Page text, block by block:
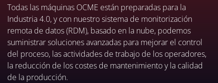
Todas las máquinas OCME están preparadas para la
Industria 4.0, y con nuestro sistema de monitorización
remota de datos (RDM), basado en la nube, podemos
suministrar soluciones avanzadas para mejorar el control
del proceso, las actividades de trabajo de los operadores,
la reducción de los costes de mantenimiento y la calidad
de la producción.